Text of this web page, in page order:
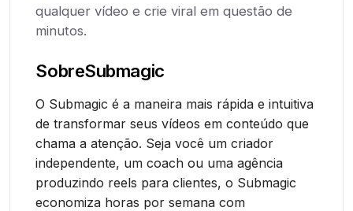
qualquer vídeo e crie viral em questão de
minutos.
SobreSubmagic
O Submagic é a maneira mais rápida e intuitiva
de transformar seus vídeos em conteúdo que
chama a atenção. Seja você um criador
independente, um coach ou uma agência
produzindo reels para clientes, o Submagic
economiza horas por semana com